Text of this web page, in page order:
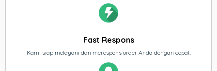
Fast Respons
Kami siap melayani dan merespons order Anda dengan cepat.